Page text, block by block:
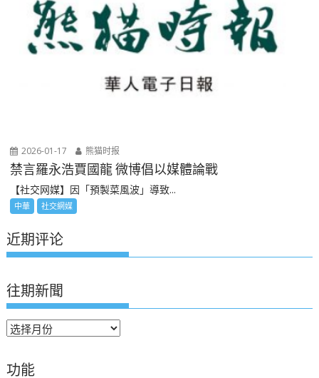
2026-01-17 熊猫时报
禁言羅永浩賈國龍 微博倡以媒體論戰
【社交网媒】因「預製菜風波」導致...
中華 社交網媒
近期评论
往期新聞
往
新
功能